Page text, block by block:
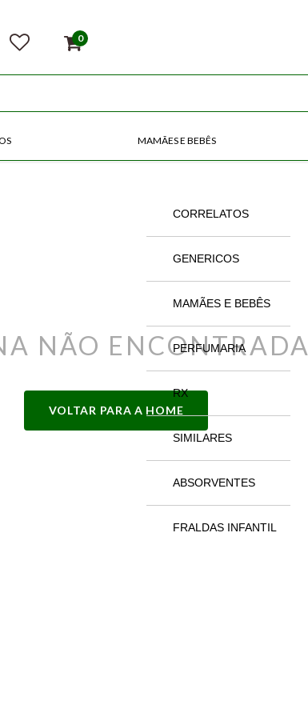
0
MAMÃES E BEBÊS
CORRELATOS
GENERICOS
MAMÃES E BEBÊS
PERFUMARIA
RX
SIMILARES
ABSORVENTES
FRALDAS INFANTIL
NÃO ENCONTRADA
VOLTAR PARA A HOME